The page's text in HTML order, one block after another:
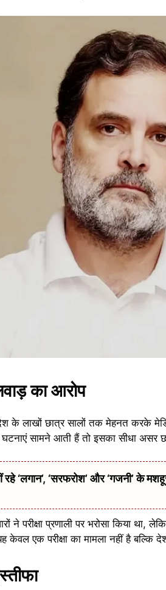
का आरोप
के लाखों छात्र सालों तक मेहनत करके
सामने आती हैं तो इसका सीधा असर
‘सरफरोश’ और ‘गजनी’ के
ने परीक्षा प्रणाली पर भरोसा किया
एक परीक्षा का मामला नहीं है बल्कि